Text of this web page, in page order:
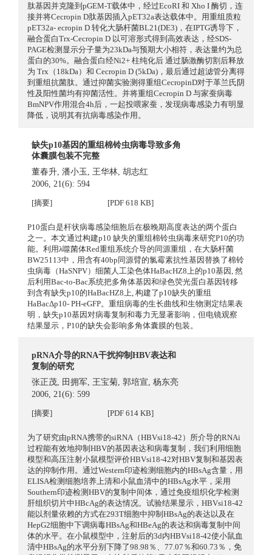
肽基因并克隆到pGEM-T载体中，经过EcoRΙ 和 Xho I 酶切，连
接并将Cecropin D肽基因插入pET32a表达载体中。用重组质粒
pET32a- ecropin D 转化大肠杆菌BL21(DE3)，在IPTG诱导下，
融合蛋白Trx-Cecropin D 以可溶形式得到高效表达，经SDS-
PAGE检测显示分子量为23kDa与预期大小相符，表达量约为总
蛋白的30%。融合蛋白经Ni2+ 柱纯化后 通过肠激酶切割后释放
为 Trx（18kDa）和 Cecropin D (5kDa)，最后通过超滤管分离得
到重组抗菌肽。通过抑菌实验测得重组CecropinD对于革兰氏阴
性及阳性菌均有抑菌活性。并将重组Cecropin D 与家蚕病毒
BmNPV作用混合4h后，一起投喂家蚕，发现病毒感染力有明显
降低，说明其有抗病毒感染作用。
缺失p10基因的重组棉铃虫病毒导致多角
体囊膜包装不完整
董春升,潘小玉 ,王华林,胡志红
2006, 21(6): 594
[摘要] [PDF 618 KB]
P10蛋白是杆状病毒感染细胞后在极晚期高度表达的两个蛋白
之一。本文通过构建p10 缺失的重组棉铃虫病毒来研究P10的功
能。利用λ噬菌体Red重组系统介导的同源重组，在大肠杆菌
BW25113中，用含有40bp同源臂的氯霉素抗性基因替换了棉铃
虫病毒（HaSNPV）细菌人工染色体HaBacHZ8上的p10基因, 然
后利用Bac-to-Bac系统把多角体基因和绿色荧光蛋白基因转移
到含有缺失p10的HaBacHZ8上, 构建了p10缺失的重组
HaBacΔp10- PH-eGFP。重组病毒的生长曲线和生物测定结果表
明，缺失p10基因对病毒复制和毒力无显著影响，但电镜观察
结果显示，P10的缺失会影响多角体囊膜的包装。
pRNA介导的RNA干扰抑制HBV表达和
复制的研究
张正茂, 田拥军, 王宝菊,郭培宣,杨东亮
2006, 21(6): 599
[摘要] [PDF 614 KB]
为了研究由pRNA携带的siRNA（HBVsi18-42）所介导的RNAi
过程能有效地抑制HBV的基因表达和病毒复制，我们利用细胞
模型和高压注射小鼠模型评价HBVsi18-42对HBV复制和基因表
达的抑制作用。通过Western印迹检测细胞内的HBsAg含量，用
ELISA检测细胞培养上清和小鼠血清中的HBsAg水平，采用
Southern印迹检测HBV的复制中间体，通过免疫组织化学检测
肝组织切片中HBcAg的表达情况。试验结果显示，HBVsi18-42
能以剂量依赖的方式在293T细胞中抑制HBsAg的表达以及在
HepG2细胞中下调病毒HBsAg和HBeAg的表达和病毒复制中间
体的水平。在小鼠模型中，注射后的3d内HBVsi18-42使小鼠血
清中HBsAg的水平分别下降了98.98％、77.07％和60.73％，免